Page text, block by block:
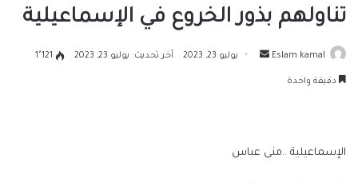
تناولهم بذور الخروع في الإسماعيلية
Eslam kamal
أرسل يوليو 23, 2023 آخر تحديث: يوليو 23, 2023 1٬121
دقيقة واحدة
الإسماعيلية ..منى عباس